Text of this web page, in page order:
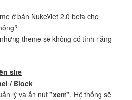
ở bản NukeViet 2.0 beta cho
theme sẽ không có tính năng
site
/ Block
lý và ấn nút"xem". Hệ thống sẽ